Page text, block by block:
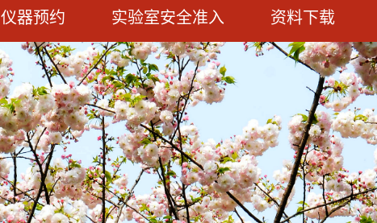
仪器预约 实验室安全准入 资料下载